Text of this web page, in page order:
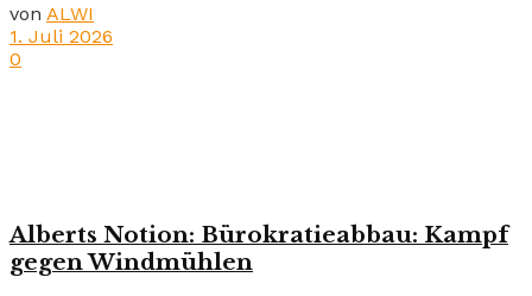
von ALWI
1. Juli 2026
0
Alberts Notion: Bürokratieabbau: Kampf
gegen Windmühlen